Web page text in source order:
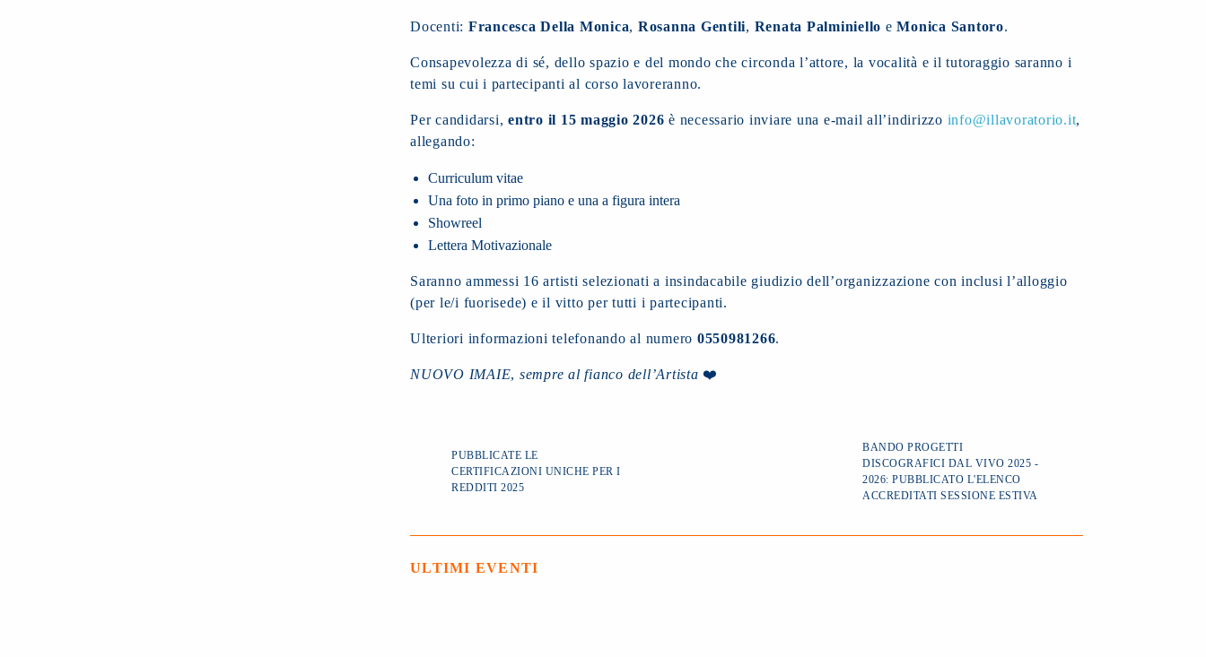
Docenti: Francesca Della Monica, Rosanna Gentili, Renata Palminiello eMonica Santoro.
Consapevolezza di sé, dello spazio e del mondo che circonda l’attore, la vocalità e il tutoraggio saranno i
temi su cui i partecipanti al corso lavoreranno.
Per candidarsi, entro il 15 maggio 2026 è necessario inviare una e-mail all’indirizzo info@illavoratorio.it,
allegando:
Curriculum vitae
Una foto in primo piano e una a figura intera
Showreel
Lettera Motivazionale
Saranno ammessi 16 artisti selezionati a insindacabile giudizio dell’organizzazione con inclusi l’alloggio
(per le/i fuorisede) e il vitto per tutti i partecipanti.
Ulteriori informazioni telefonando al numero 0550981266.
NUOVO IMAIE, sempre al fianco dell’Artista ❤️
PUBBLICATE LE
CERTIFICAZIONI UNICHE PER I
REDDITI 2025
BANDO PROGETTI
DISCOGRAFICI DAL VIVO 2025 -
2026: PUBBLICATO L'ELENCO
ACCREDITATI SESSIONE ESTIVA
ULTIMI EVENTI